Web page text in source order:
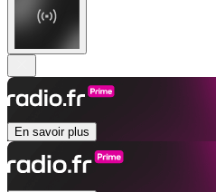
En savoir plus